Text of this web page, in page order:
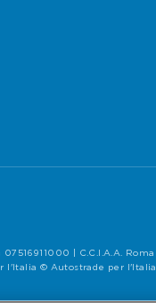
| C.C.I.A.A. Roma
l'Italia © Autostrade per l'Italia